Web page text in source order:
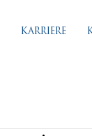
KARRIERE